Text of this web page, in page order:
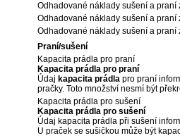
Odhadované náklady sušení a praní
Odhadované náklady sušení a praní
Odhadované náklady sušení a praní
Praní/sušení
Kapacita prádla pro praní
Kapacita prádla pro praní
Údaj kapacita prádla pro praní
pračky. Toto množství nesmí být
Kapacita prádla pro sušení
Kapacita prádla pro sušení
Údaj kapacita prádla při sušení
U praček se sušičkou může být